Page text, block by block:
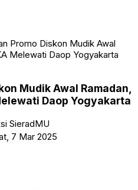
Promo Diskon Mudik Awal
Melewati Daop Yogyakarta
Mudik Awal Ramadan,
Daop Yogyakarta
SieradMU
7 Mar 2025